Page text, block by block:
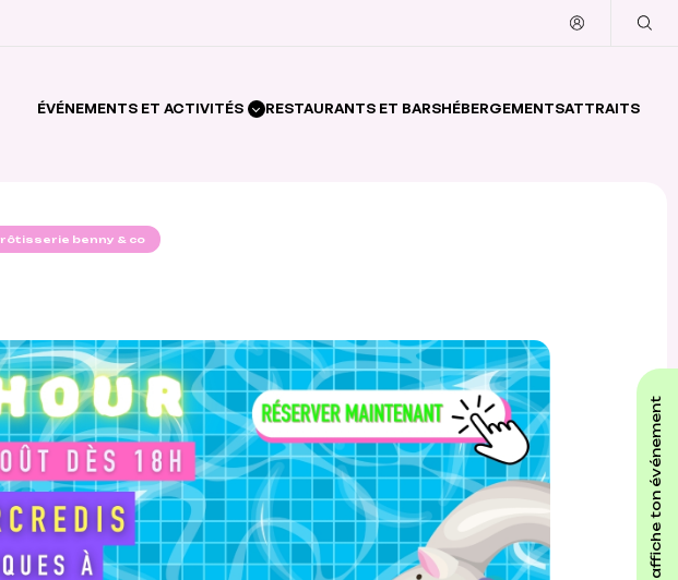
ÉVÉNEMENTS ET ACTIVITÉS RESTAURANTS ET BARSHÉBERGEMENTSATTRAITS
affiche ton événement
rôtisserie benny & co